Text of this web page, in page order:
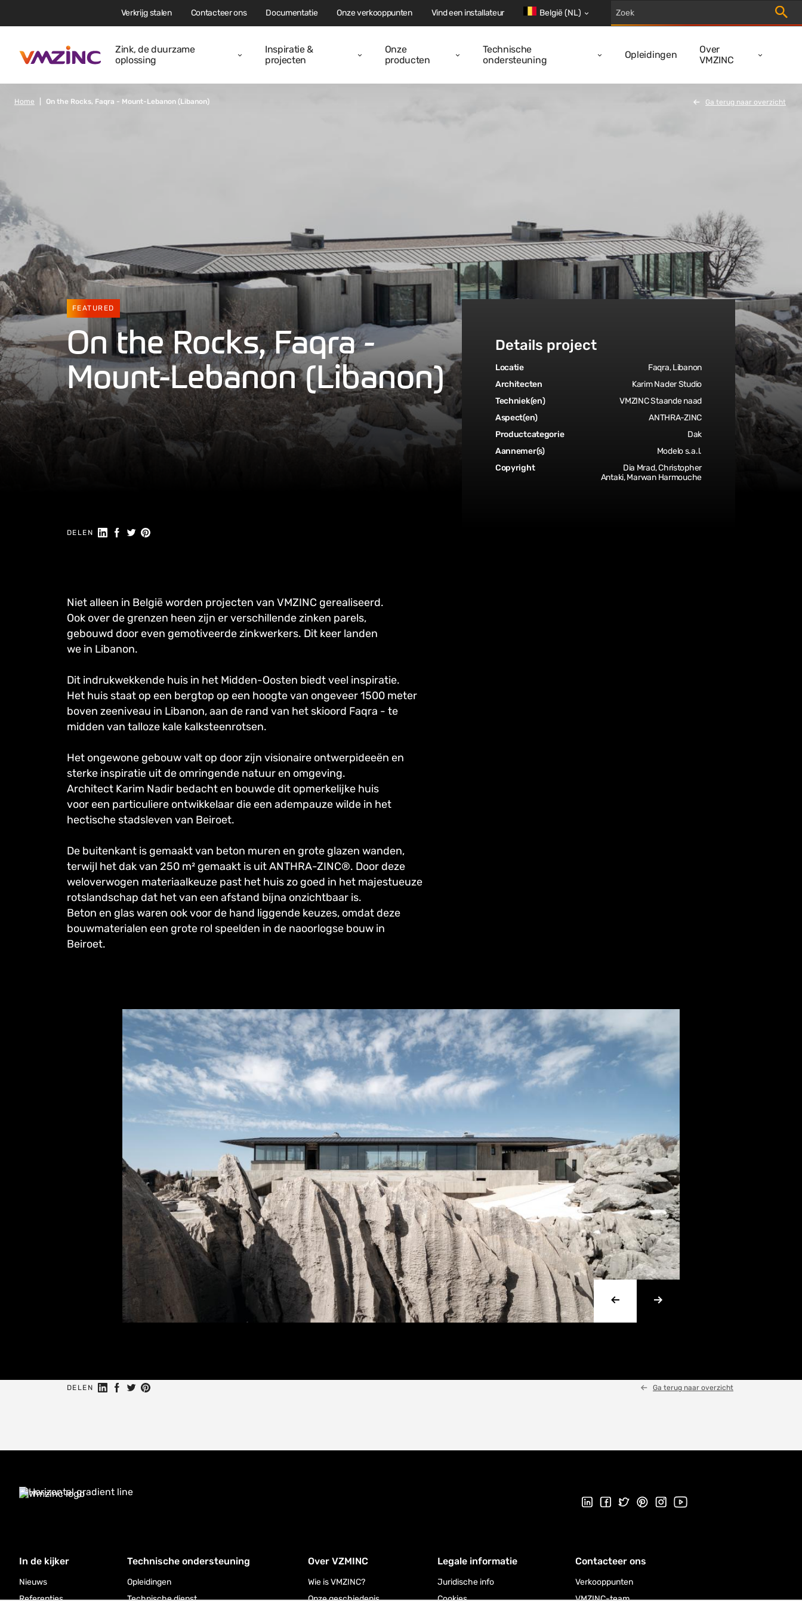
Zink, de duurzame
oplossing
Inspiratie &
projecten
Onze
producten
Technische
ondersteuning
Opleidingen
Over
VMZINC
Verkrijg stalen Contacteer ons Documentatie Onze verkooppunten Vind een installateur België (NL)
Home On the Rocks, Faqra - Mount-Lebanon (Libanon) Ga terug naar overzicht
FEATURED
On the Rocks, Faqra -
Mount-Lebanon (Libanon)
DELEN Deel op LinkedIn
Deel op Facebook
Delen op Twitter
Delen op Pinterest
Details project
Locatie
Faqra, Libanon
Architecten
Karim Nader Studio
Techniek(en)
VMZINC Staande naad
Aspect(en)
ANTHRA-ZINC
Productcategorie
Dak
Aannemer(s)
Modelo s.a.l.
Copyright
Dia Mrad, Christopher
Antaki, Marwan Harmouche
Niet alleen in België worden projecten van VMZINC gerealiseerd.
Ook over de grenzen heen zijn er verschillende zinken parels,
gebouwd door even gemotiveerde zinkwerkers. Dit keer landen
we in Libanon.
Dit indrukwekkende huis in het Midden-Oosten biedt veel inspiratie.
Het huis staat op een bergtop op een hoogte van ongeveer 1500 meter
boven zeeniveau in Libanon, aan de rand van het skioord Faqra - te
midden van talloze kale kalksteenrotsen.
Het ongewone gebouw valt op door zijn visionaire ontwerpideeën en
sterke inspiratie uit de omringende natuur en omgeving.
Architect Karim Nadir bedacht en bouwde dit opmerkelijke huis
voor een particuliere ontwikkelaar die een adempauze wilde in het
hectische stadsleven van Beiroet.
De buitenkant is gemaakt van beton muren en grote glazen wanden,
terwijl het dak van 250 m² gemaakt is uit ANTHRA-ZINC®. Door deze
weloverwogen materiaalkeuze past het huis zo goed in het majestueuze
rotslandschap dat het van een afstand bijna onzichtbaar is.
Beton en glas waren ook voor de hand liggende keuzes, omdat deze
bouwmaterialen een grote rol speelden in de naoorlogse bouw in
Beiroet.
DELEN Deel op LinkedIn
Deel op Facebook
Delen op Twitter
Delen op Pinterest Ga terug naar overzicht
Volg ons op LinkedIn
Volg ons op Facebook
Volg ons op Twitter
Volg ons op Pinterest
Volg ons op Instagram
Bezoek ons YouTube-kanaal
In de kijker
Nieuws
Referenties
Technische ondersteuning
Opleidingen
Technische dienst
Over VZMINC
Wie is VMZINC?
Onze geschiedenis
Legale informatie
Juridische info
Cookies
Contacteer ons
Verkooppunten
VMZINC-team